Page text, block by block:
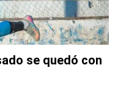
se quedó con